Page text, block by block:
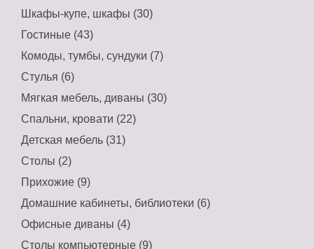
Шкафы-купе, шкафы (30)
Гостиные (43)
Комоды, тумбы, сундуки (7)
Стулья (6)
Мягкая мебель, диваны (30)
Спальни, кровати (22)
Детская мебель (31)
Столы (2)
Прихожие (9)
Домашние кабинеты, библиотеки (6)
Офисные диваны (4)
Столы компьютерные (9)